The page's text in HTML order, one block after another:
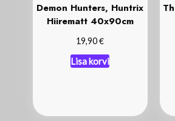
Demon Hunters, Huntrix
Hiirematt 40x90cm
19,90€
Lisa korvi